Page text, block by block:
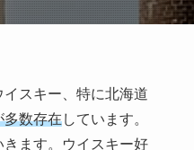
スキー、特に北海道
多数存在しています。
ます。ウイスキー好